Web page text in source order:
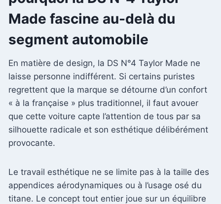
Made fascine au-delà du
segment automobile
En matière de design, la DS N°4 Taylor Made ne
laisse personne indifférent. Si certains puristes
regrettent que la marque se détourne d’un confort
« à la française » plus traditionnel, il faut avouer
que cette voiture capte l’attention de tous par sa
silhouette radicale et son esthétique délibérément
provocante.
Le travail esthétique ne se limite pas à la taille des
appendices aérodynamiques ou à l’usage osé du
titane. Le concept tout entier joue sur un équilibre